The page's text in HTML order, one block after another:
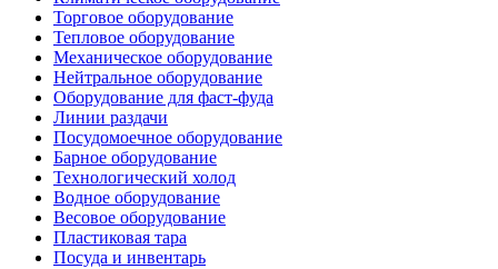
Торговое оборудование
Тепловое оборудование
Механическое оборудование
Нейтральное оборудование
Оборудование для фаст-фуда
Линии раздачи
Посудомоечное оборудование
Барное оборудование
Технологический холод
Водное оборудование
Весовое оборудование
Пластиковая тара
Посуда и инвентарь